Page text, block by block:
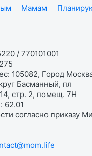
Мамам
/ 770101001
105082, Город
Басманный, пл
стр. 2, помещ. 7Н
62.01
согласно приказу